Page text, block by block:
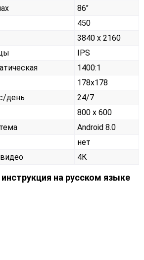
86"
450
3840 x 2160
IPS
1400:1
178x178
день
24/7
800 x 600
Android 8.0
нет
4К
инструкция на русском языке